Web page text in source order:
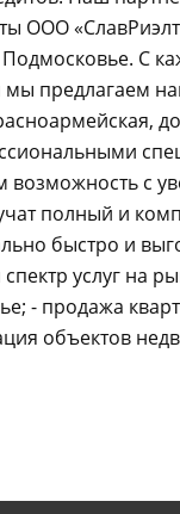
ООО
С
предлагаем
с
полный и
быстро и
услуг на
- продажа
объектов